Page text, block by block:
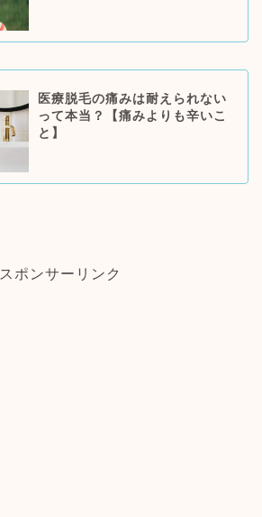
医療脱毛の痛みは耐えられない
って本当？【痛みよりも辛いこ
と】
スポンサーリンク